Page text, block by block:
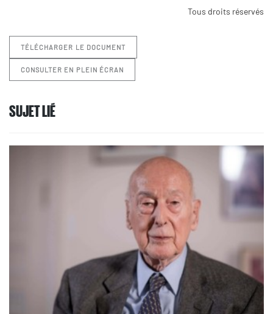
Tous droits réservés
TÉLÉCHARGER LE DOCUMENT
CONSULTER EN PLEIN ÉCRAN
SUJET LIÉ